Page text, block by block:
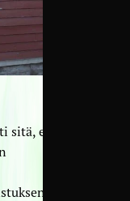
sitä, että
avulla.